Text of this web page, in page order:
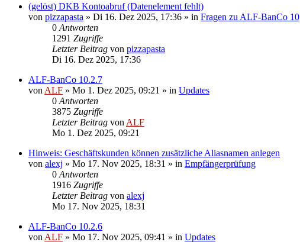
(gelöst) DKB Kontoabruf (Datenelement fehlt)
von pizzapasta » Di 16. Dez 2025, 17:36 » in Fragen zu ALF-BanCo 10
0 Antworten
1291 Zugriffe
Letzter Beitrag von pizzapasta
Di 16. Dez 2025, 17:36
ALF-BanCo 10.2.7
von ALF » Mo 1. Dez 2025, 09:21 » in Updates
0 Antworten
3875 Zugriffe
Letzter Beitrag von ALF
Mo 1. Dez 2025, 09:21
Hinweis: Geschäftskunden können zusätzliche Aliasnamen anlegen
von alexj » Mo 17. Nov 2025, 18:31 » in Empfängerprüfung
0 Antworten
1916 Zugriffe
Letzter Beitrag von alexj
Mo 17. Nov 2025, 18:31
ALF-BanCo 10.2.6
von ALF » Mo 17. Nov 2025, 09:41 » in Updates